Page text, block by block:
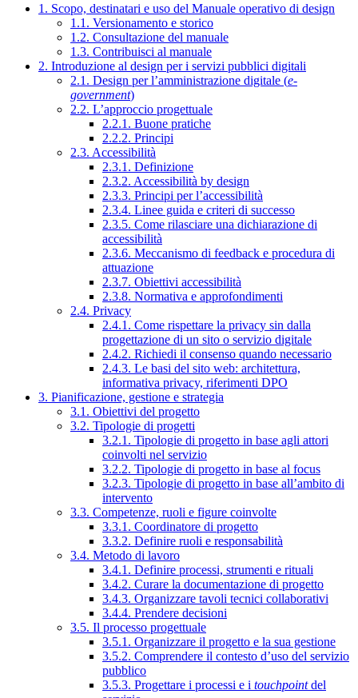
1. Scopo, destinatari e uso del Manuale operativo di design
1.1. Versionamento e storico
1.2. Consultazione del manuale
1.3. Contribuisci al manuale
2. Introduzione al design per i servizi pubblici digitali
2.1. Design per l’amministrazione digitale (e-
government)
2.2. L’approccio progettuale
2.2.1. Buone pratiche
2.2.2. Principi
2.3. Accessibilità
2.3.1. Definizione
2.3.2. Accessibilità by design
2.3.3. Principi per l’accessibilità
2.3.4. Linee guida e criteri di successo
2.3.5. Come rilasciare una dichiarazione di
accessibilità
2.3.6. Meccanismo di feedback e procedura di
attuazione
2.3.7. Obiettivi accessibilità
2.3.8. Normativa e approfondimenti
2.4. Privacy
2.4.1. Come rispettare la privacy sin dalla
progettazione di un sito o servizio digitale
2.4.2. Richiedi il consenso quando necessario
2.4.3. Le basi del sito web: architettura,
informativa privacy, riferimenti DPO
3. Pianificazione, gestione e strategia
3.1. Obiettivi del progetto
3.2. Tipologie di progetti
3.2.1. Tipologie di progetto in base agli attori
coinvolti nel servizio
3.2.2. Tipologie di progetto in base al focus
3.2.3. Tipologie di progetto in base all’ambito di
intervento
3.3. Competenze, ruoli e figure coinvolte
3.3.1. Coordinatore di progetto
3.3.2. Definire ruoli e responsabilità
3.4. Metodo di lavoro
3.4.1. Definire processi, strumenti e rituali
3.4.2. Curare la documentazione di progetto
3.4.3. Organizzare tavoli tecnici collaborativi
3.4.4. Prendere decisioni
3.5. Il processo progettuale
3.5.1. Organizzare il progetto e la sua gestione
3.5.2. Comprendere il contesto d’uso del servizio
pubblico
3.5.3. Progettare i processi e i touchpointdel